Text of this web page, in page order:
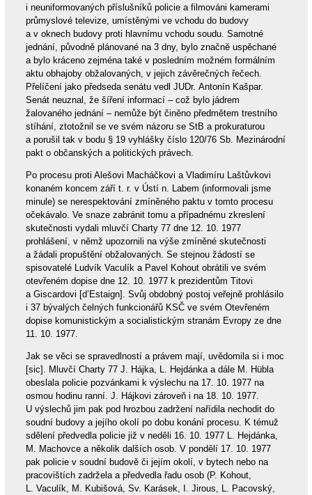
i neuniformovaných příslušníků policie a filmováni kamerami
průmyslové televize, umístěnými ve vchodu do budovy
a v oknech budovy proti hlavnímu vchodu soudu. Samotné
jednání, původně plánované na 3 dny, bylo značně uspěchané
a bylo kráceno zejména také v posledním možném formálním
aktu obhajoby obžalovaných, v jejich závěrečných řečech.
Přelíčení jako předseda senátu vedl JUDr. Antonín Kašpar.
Senát neuznal, že šíření informací – což bylo jádrem
žalovaného jednání – nemůže být činěno předmětem trestního
stíhání, ztotožnil se ve svém názoru se StB a prokuraturou
a porušil tak v bodu § 19 vyhlášky číslo 120/76 Sb. Mezinárodní
pakt o občanských a politických právech.
Po procesu proti Alešovi Macháčkovi a Vladimíru Laštůvkovi
konaném koncem září t. r. v Ústí n. Labem (informovali jsme
minule) se nerespektování zmíněného paktu v tomto procesu
očekávalo. Ve snaze zabránit tomu a případnému zkreslení
skutečnosti vydali mluvčí Charty 77 dne 12. 10. 1977
prohlášení, v němž upozornili na výše zmíněné skutečnosti
a žádali propuštění obžalovaných. Se stejnou žádostí se
spisovatelé Ludvík Vaculík a Pavel Kohout obrátili ve svém
otevřeném dopise dne 12. 10. 1977 k prezidentům Titovi
a Giscardovi [d’Estaign]. Svůj obdobný postoj veřejně prohlásilo
i 37 bývalých čelných funkcionářů KSČ ve svém Otevřeném
dopise komunistickým a socialistickým stranám Evropy ze dne
11. 10. 1977.
Jak se věci se spravedlností a právem mají, uvědomila si i moc
[sic]. Mluvčí Charty 77 J. Hájka, L. Hejdánka a dále M. Hübla
obeslala policie pozvánkami k výslechu na 17. 10. 1977 na
osmou hodinu ranní. J. Hájkovi zároveň i na 18. 10. 1977.
U výslechů jim pak pod hrozbou zadržení nařídila nechodit do
soudní budovy a jejího okolí po dobu konání procesu. K témuž
sdělení předvedla policie již v neděli 16. 10. 1977 L. Hejdánka,
M. Machovce a několik dalších osob. V pondělí 17. 10. 1977
pak policie v soudní budově či jejím okolí, v bytech nebo na
pracovištích zadržela a předvedla řadu osob (P. Kohout,
L. Vaculík, M. Kubišová, Sv. Karásek, I. Jirous, L. Pacovský,